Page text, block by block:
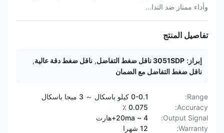
وأداء ممتاز ضد التدا...
تفاصيل المنتج
3051SDP ناقل ضغط التفاضل ,ناقل ضغط دقة عالية
ناقل ضغط التفاضل مع الضمان
Range:
0-0.1 كيلو باسكال ～ 3 ميجا باسكال
Accuracy:
0.075 ٪
Output Signal:
4 ~ 20ma+هارت
Warranty: